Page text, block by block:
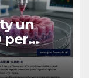
un
per